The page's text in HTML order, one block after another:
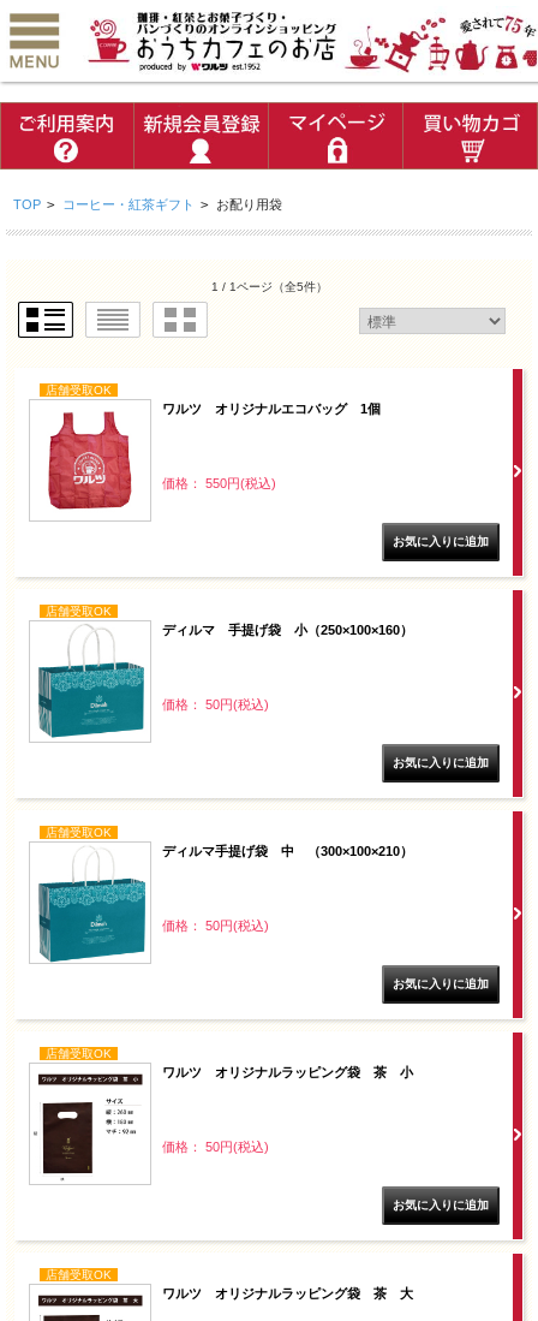
TOP > コーヒー・紅茶ギフト > お配り用袋
1 / 1ページ （全5件）
店舗受取OK
ワルツ オリジナルエコバッグ 1個
価格： 550円(税込)
店舗受取OK
ディルマ 手提げ袋 小（250×100×160）
価格： 50円(税込)
店舗受取OK
ディルマ手提げ袋 中 （300×100×210）
価格： 50円(税込)
店舗受取OK
ワルツ オリジナルラッピング袋 茶 小
価格： 50円(税込)
店舗受取OK
ワルツ オリジナルラッピング袋 茶 大